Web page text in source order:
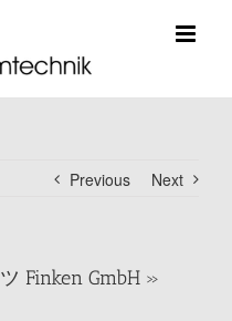
Previous Next
Finken GmbH »